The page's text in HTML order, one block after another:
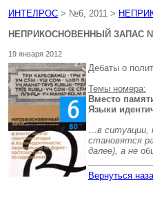
ИНТЕЛРОС > №6, 2011 >
НЕПРИКОСНОВЕННЫЙ ЗАПАС
19 января 2012
Дебаты о
Темы номера:
Вместо
Языки
…в ситуации,
становятся
далее), а не
Вернуться